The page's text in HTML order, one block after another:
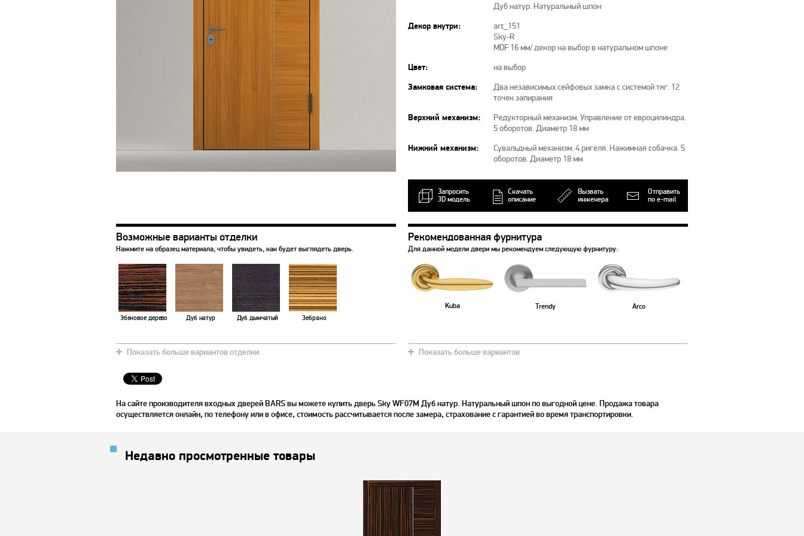
Дуб натур. Натуральный шпон
Декор внутри:
art_151
Sky-R
MDF 16 мм/ декор на выбор в натуральном шпоне
Цвет: на выбор
Замковая система:
Два независимых сейфовых замка с системой тяг. 12
точек запирания
Верхний механизм:
Редукторный механизм. Управление от евроцилиндра.
5 оборотов. Диаметр 18 мм
Нижний механизм:
Сувальдный механизм. 4 ригеля. Нажимная собачка. 5
оборотов. Диаметр 18 мм
Запросить
3D модель
Скачать
описание
Вызвать
инженера
Отправить
по e-mail
Возможные варианты отделки
Нажмите на образец материала, чтобы увидеть, как будет выглядеть дверь.
Эбеновое дерево Дуб натур Дуб дымчатый Зебрано
Показать больше вариантов отделки
Рекомендованная фурнитура
Для данной модели двери мы рекомендуем следующую фурнитуру:
Kuba Trendy Arco
Показать больше вариантов
На сайте производителя входных дверей BARS вы можете купить дверь Sky WF07M Дуб натур. Натуральный шпон по выгодной цене. Продажа товара
осуществляется онлайн, по телефону или в офисе, стоимость рассчитывается после замера, страхование с гарантией во время транспортировки.
Недавно просмотренные товары